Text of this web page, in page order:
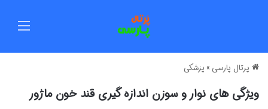
پرتال پارسی » پزشکی
ویژگی های نوار و سوزن اندازه گیری قند خون ماژور